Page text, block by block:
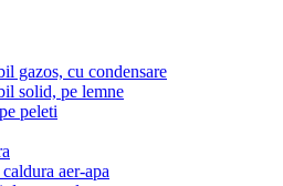
gazos, cu condensare
solid, pe lemne
peleti
aer-apa